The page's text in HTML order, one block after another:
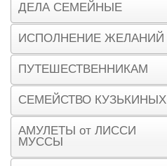
ДЕЛА СЕМЕЙНЫЕ
ИСПОЛНЕНИЕ ЖЕЛАНИЙ
ПУТЕШЕСТВЕННИКАМ
СЕМЕЙСТВО КУЗЬКИНЫХ
АМУЛЕТЫ от ЛИССИ
МУССЫ